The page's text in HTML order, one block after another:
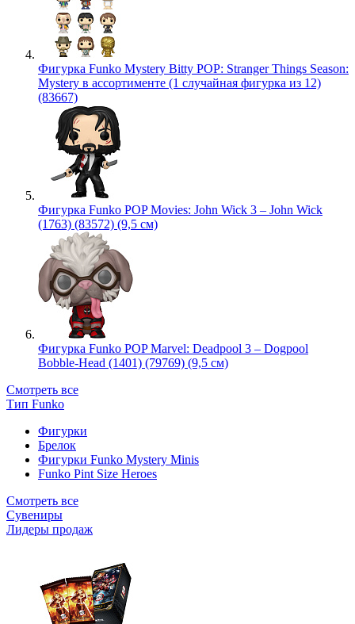
Фигурка Funko Mystery Bitty POP: Stranger Things Season:
Mystery в ассортименте (1 случайная фигурка из 12)
(83667)
Фигурка Funko POP Movies: John Wick 3 – John Wick
(1763) (83572) (9,5 см)
Фигурка Funko POP Marvel: Deadpool 3 – Dogpool
Bobble-Head (1401) (79769) (9,5 см)
Смотреть все
Тип Funko
Фигурки
Брелок
Фигурки Funko Mystery Minis
Funko Pint Size Heroes
Смотреть все
Сувениры
Лидеры продаж